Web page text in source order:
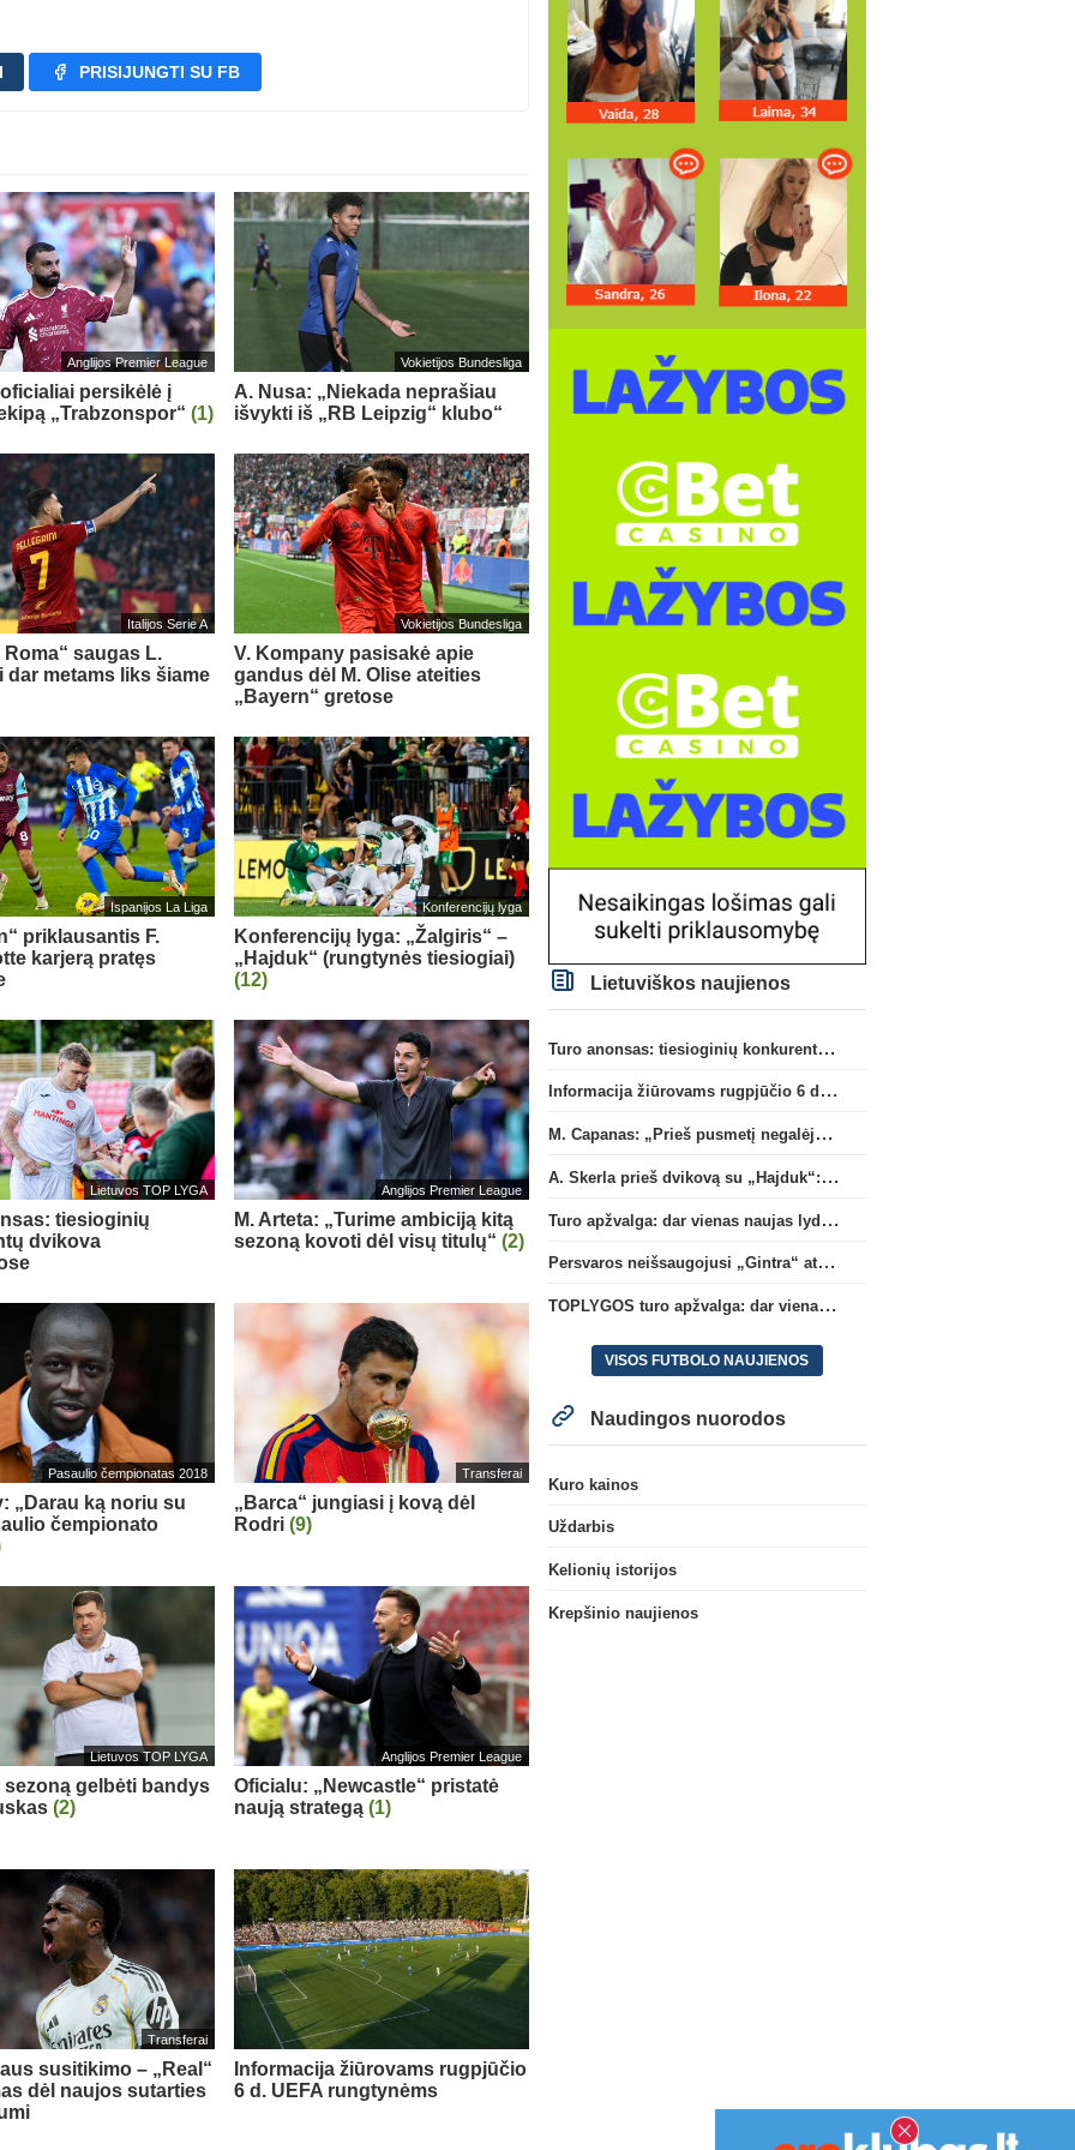
PRISIJUNGTI SU FB
Anglijos Premier League
persikėlė į
„Trabzonspor“(1)
Vokietijos Bundesliga
A. Nusa: „Niekada neprašiau
išvykti iš „RB Leipzig“ klubo“
Italijos Serie A
saugas L.
dar metams liks šiame
Vokietijos Bundesliga
V. Kompany pasisakė apie
gandus dėl M. Olise ateities
„Bayern“ gretose
Ispanijos La Liga
priklausantis F.
karjerą pratęs
Konferencijų lyga
Konferencijų lyga: „Žalgiris“ –
„Hajduk“ (rungtynės tiesiogiai)
(12)
Lietuvos TOP LYGA
tiesioginių
dvikova
Anglijos Premier League
M. Arteta: „Turime ambiciją kitą
sezoną kovoti dėl visų titulų“ (2)
Pasaulio čempionatas 2018
„Darau ką noriu su
čempionato
Transferai
„Barca“ jungiasi į kovą dėl
Rodri (9)
Lietuvos TOP LYGA
sezoną gelbėti bandys
(2)
Anglijos Premier League
Oficialu: „Newcastle“ pristatė
naują strategą (1)
Transferai
susitikimo – „Real“
dėl naujos sutarties
Informacija žiūrovams rugpjūčio
6 d. UEFA rungtynėms
Lietuviškos naujienos
Turo anonsas: tiesioginių konkurentų dvikova Gargžduose
Informacija žiūrovams rugpjūčio 6 d. UEFA rungtynėms
M. Capanas: „Prieš pusmetį negalėjau net įsivaizduoti, kad žaisime prieš „Hajduk“
A. Skerla prieš dvikovą su „Hajduk“: „Tai kito kalibro komanda“
Turo apžvalga: dar vienas naujas lyderis
Persvaros neišsaugojusi „Gintra“ atrankos pusfinalyje nusileido Škotijos čempionėms
TOPLYGOS turo apžvalga: dar vienas naujas lyderis
VISOS FUTBOLO NAUJIENOS
Naudingos nuorodos
Kuro kainos
Uždarbis
Kelionių istorijos
Krepšinio naujienos